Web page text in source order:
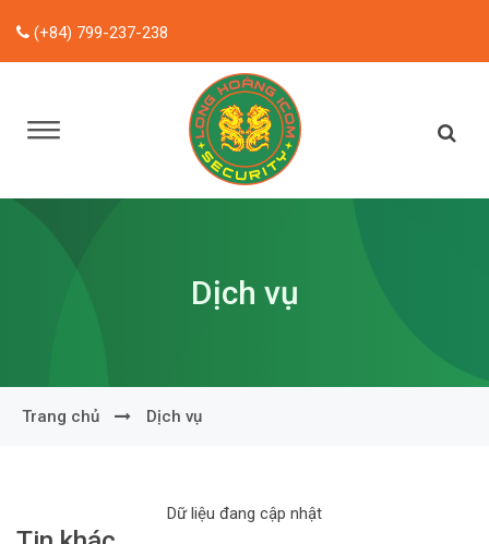
(+84) 799-237-238
Dịch vụ
Trang chủ Dịch vụ
Dữ liệu đang cập nhật